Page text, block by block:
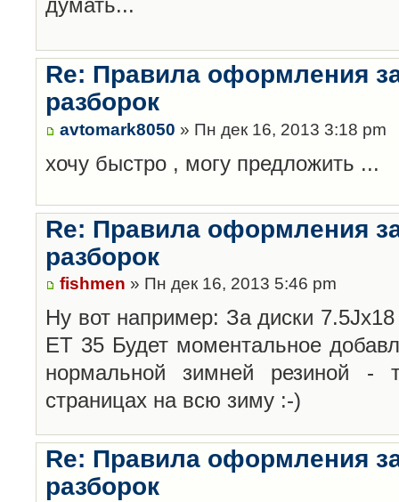
Re: Правила оформления
разборок
avtomark8050 » Пн дек 16, 2013 3:18 pm
хочу быстро , могу предложить ...
Re: Правила оформления
разборок
fishmen » Пн дек 16, 2013 5:46 pm
Ну вот например: За диски
ET 35 Будет моментальное
нормальной зимней резиной
страницах на всю зиму :-)
Re: Правила оформления
разборок